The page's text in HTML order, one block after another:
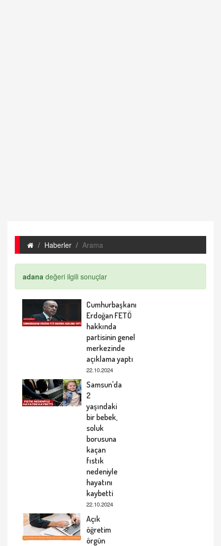
Haberler Arama
adana değeri ilgili sonuçlar
Cumhurbaşkanı
Erdoğan FETÖ
hakkında
partisinin genel
merkezinde
açıklama yaptı
22.10.2024
Samsun'da
2
yaşındaki
bir bebek,
soluk
borusuna
kaçan
fıstık
nedeniyle
hayatını
kaybetti
22.10.2024
Açık
öğretim
örgün